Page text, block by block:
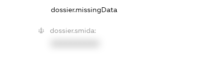
dossier.missingData
dossier.smida: